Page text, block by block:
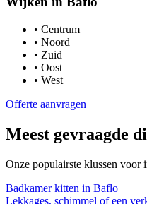
• Centrum
• Noord
• Zuid
• Oost
• West
Offerte aanvragen
Meest gevraagde
Onze populairste klussen voor
Badkamer kitten in Baflo
Lekkages, schimmel of een